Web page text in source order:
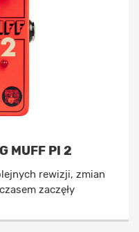
MUFF PI 2
rewizji, zmian
zaczęły